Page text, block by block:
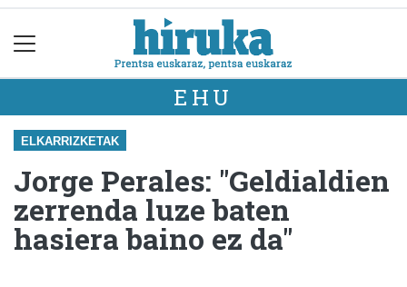
EHU
ELKARRIZKETAK
Jorge Perales: "Geldialdien
zerrenda luze baten
hasiera baino ez da"